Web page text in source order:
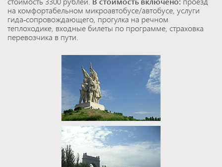
на комфортабельном микроавтобусе/автобусе, услуги
гида-сопровождающего, прогулка на речном
теплоходике, входные билеты по программе, страховка
перевозчика в пути.